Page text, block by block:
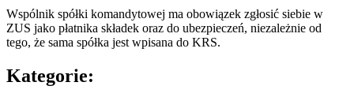
Wspólnik spółki komandytowej ma obowiązek zgłosić siebie w
ZUS jako płatnika składek oraz do ubezpieczeń, niezależnie od
tego, że sama spółka jest wpisana do KRS.
Kategorie: